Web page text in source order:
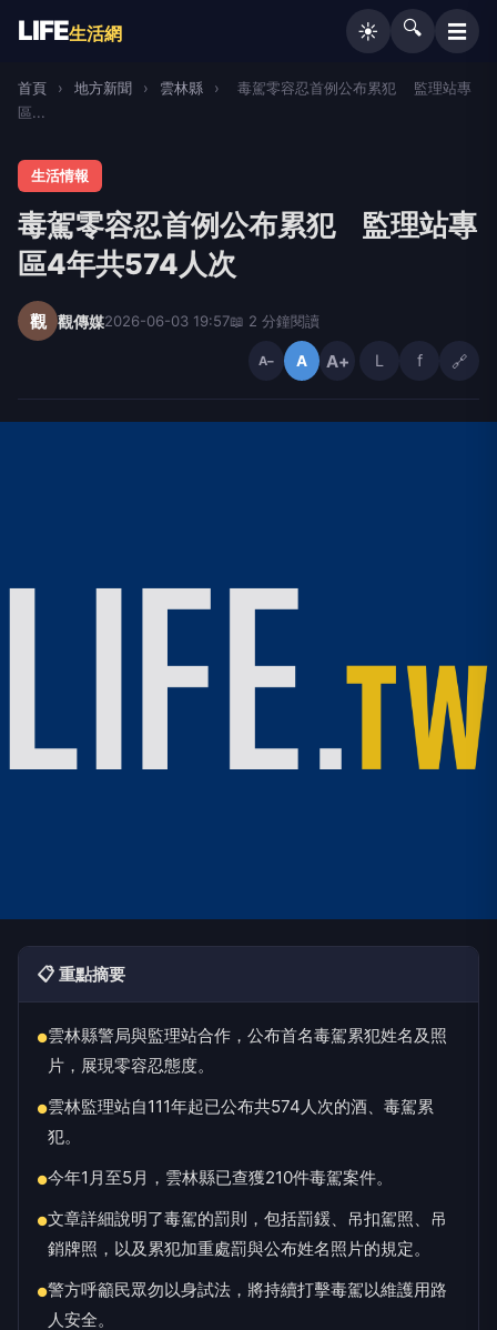
LIFE生活網 ☀️ 🔍 ☰
首頁 › 地方新聞 › 雲林縣 ›
毒駕零容忍首例公布累犯 監理站專
區...
生活情報
毒駕零容忍首例公布累犯 監理站專
區4年共574人次
觀 觀傳媒2026-06-03 19:57📖 2 分鐘閱讀
A− A A+ L f 🔗
📋 重點摘要
●雲林縣警局與監理站合作，公布首名毒駕累犯姓名及照
片，展現零容忍態度。
●雲林監理站自111年起已公布共574人次的酒、毒駕累
犯。
●今年1月至5月，雲林縣已查獲210件毒駕案件。
●文章詳細說明了毒駕的罰則，包括罰鍰、吊扣駕照、吊
銷牌照，以及累犯加重處罰與公布姓名照片的規定。
●警方呼籲民眾勿以身試法，將持續打擊毒駕以維護用路
人安全。